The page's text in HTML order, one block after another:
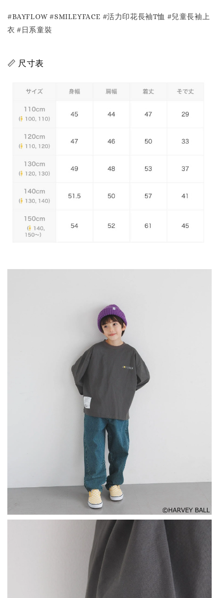
#BAYFLOW #SMILEYFACE #活力印花長袖T恤 #兒童長袖上
衣 #日系童裝
📏 尺寸表